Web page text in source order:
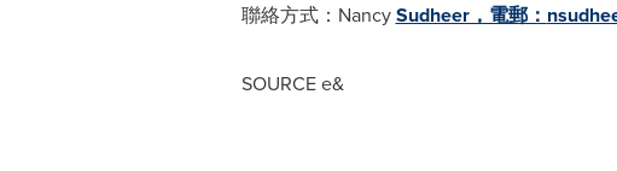
聯絡方式：NancySudheer，電郵：
SOURCE e&